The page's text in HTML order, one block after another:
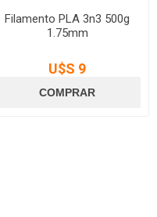
Filamento PLA 3n3 500g
1.75mm
U$S 9